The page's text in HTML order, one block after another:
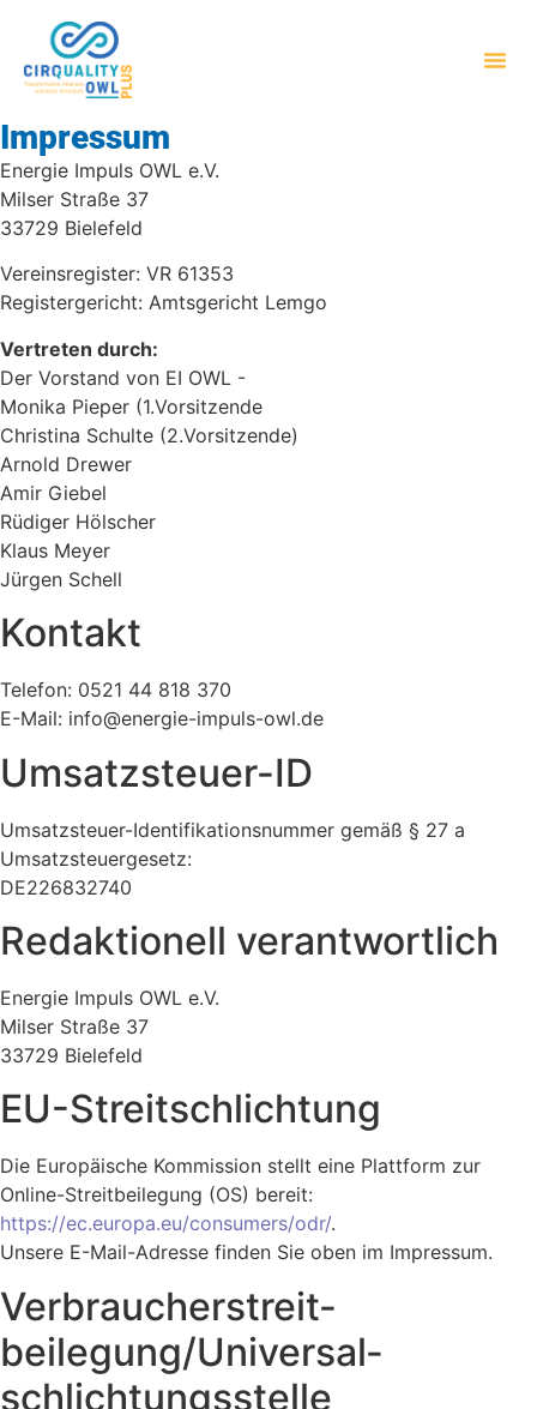
Impressum
Energie Impuls OWL e.V.
Milser Straße 37
33729 Bielefeld
Vereinsregister: VR 61353
Registergericht: Amtsgericht Lemgo
Vertreten durch:
Der Vorstand von EI OWL -
Monika Pieper (1.Vorsitzende
Christina Schulte (2.Vorsitzende)
Arnold Drewer
Amir Giebel
Rüdiger Hölscher
Klaus Meyer
Jürgen Schell
Kontakt
Telefon: 0521 44 818 370
E-Mail: info@energie-impuls-owl.de
Umsatzsteuer-ID
Umsatzsteuer-Identifikationsnummer gemäß § 27 a
Umsatzsteuergesetz:
DE226832740
Redaktionell verantwortlich
Energie Impuls OWL e.V.
Milser Straße 37
33729 Bielefeld
EU-Streitschlichtung
Die Europäische Kommission stellt eine Plattform zur
Online-Streitbeilegung (OS) bereit:
https://ec.europa.eu/consumers/odr/.
Unsere E-Mail-Adresse finden Sie oben im Impressum.
Verbraucher­streit­
beilegung/Universal­
schlichtungs­stelle